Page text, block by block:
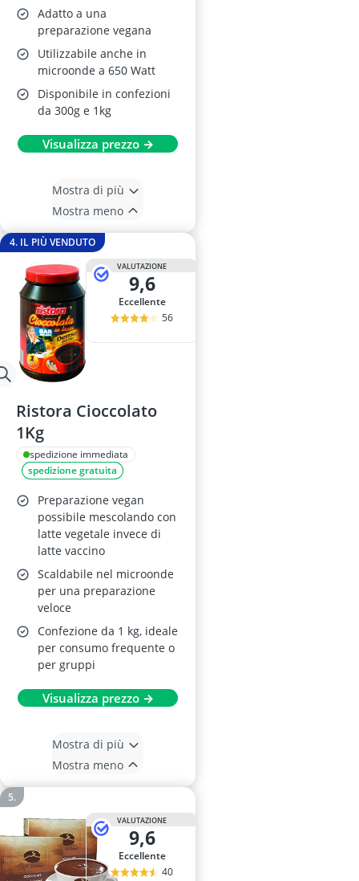
Adatto a una
preparazione vegana
Utilizzabile anche in
microonde a 650 Watt
Disponibile in confezioni
da 300g e 1kg
Visualizza prezzo →
Mostra di più
Mostra meno
4. IL PIÙ VENDUTO
VALUTAZIONE
9,6
Eccellente
56
Ristora Cioccolato
1Kg
spedizione immediata
spedizione gratuita
Preparazione vegan
possibile mescolando con
latte vegetale invece di
latte vaccino
Scaldabile nel microonde
per una preparazione
veloce
Confezione da 1 kg, ideale
per consumo frequente o
per gruppi
Visualizza prezzo →
Mostra di più
Mostra meno
VALUTAZIONE
9,6
Eccellente
40